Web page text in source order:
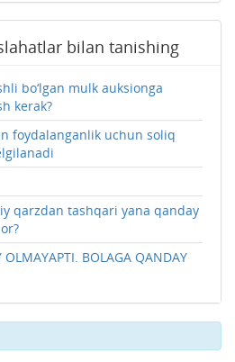
bilan tanishing
bo‘lgan mulk auksionga
kerak?
foydalanganlik uchun soliq
qarzdan tashqari yana qanday
BOLAGA QANDAY